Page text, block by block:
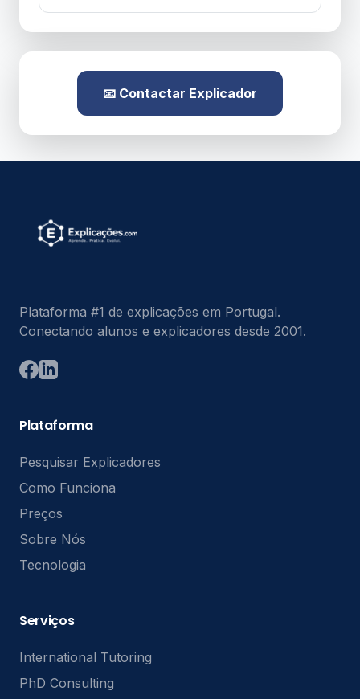
📧 Contactar Explicador
Plataforma #1 de explicações em Portugal.
Conectando alunos e explicadores desde 2001.
Plataforma
Pesquisar Explicadores
Como Funciona
Preços
Sobre Nós
Tecnologia
Serviços
International Tutoring
PhD Consulting